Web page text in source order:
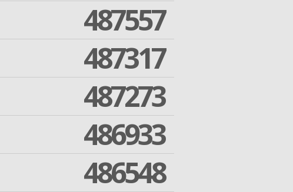
487557
487317
487273
486933
486548